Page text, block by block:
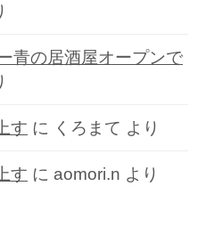
青の居酒屋オープンで
す に くろまて より
す に aomori.n より